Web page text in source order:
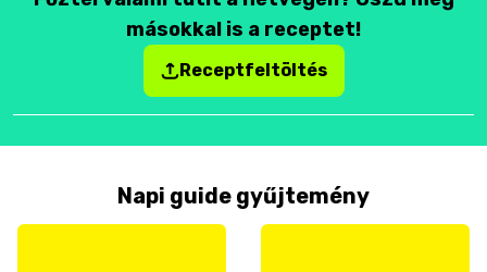
másokkal is a receptet!
Receptfeltöltés
Napi guide gyűjtemény